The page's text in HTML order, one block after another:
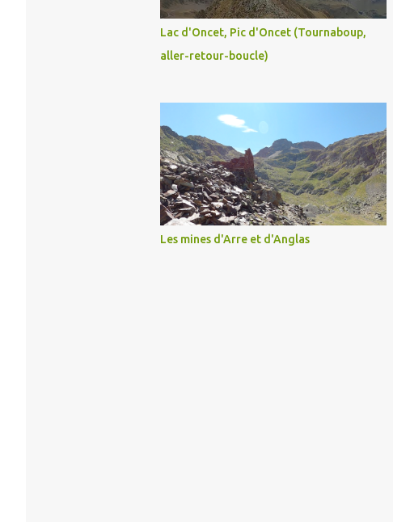
Lac d'Oncet, Pic d'Oncet (Tournaboup,
aller-retour-boucle)
Les mines d'Arre et d'Anglas